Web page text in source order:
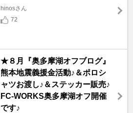
hinosさん
72
★８月『奥多摩湖オフブログ』
熊本地震義援金活動♪＆ポロシ
ャツお渡し♪＆ステッカー販売♪
FC-WORKS奥多摩湖オフ開催
です♪